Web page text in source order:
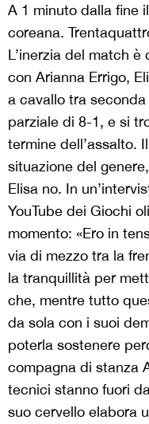
A 1 minuto dalla fine
coreana.
L’inerzia del match
con Arianna Errigo,
a cavallo tra
parziale di 8-1, e si
termine dell’assalto.
situazione del
Elisa no. In
YouTube dei Giochi
momento: «Ero in
via di mezzo tra la
la tranquillità per
che, mentre tutto
da sola con i suoi
poterla sostenere
compagna di stanza
tecnici stanno fuori
suo cervello elabora